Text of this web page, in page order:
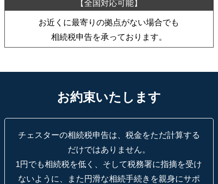
お近くに最寄りの拠点がない場合でも
相続税申告を承っております。
お約束いたします
チェスターの相続税申告は、税金をただ計算する
だけではありません。
1円でも相続税を低く、そして税務署に指摘を受け
ないように、
また円滑な相続手続きを親身にサポ